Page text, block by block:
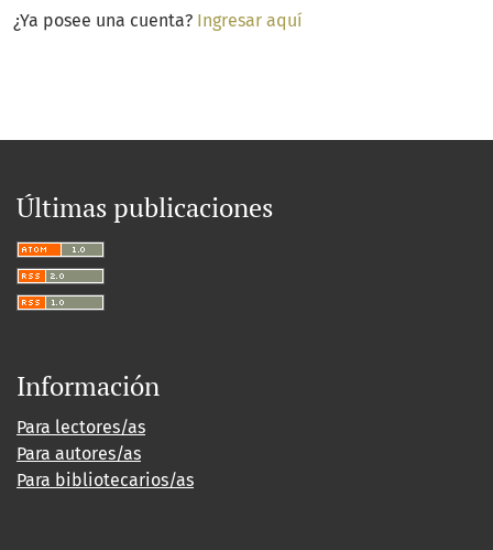
¿Ya posee una cuenta? Ingresar aquí
Últimas publicaciones
Información
Para lectores/as
Para autores/as
Para bibliotecarios/as